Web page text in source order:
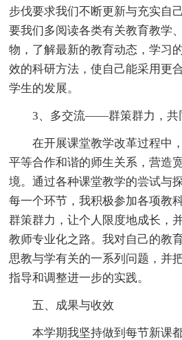
步伐要求我们不断更新与充实自
要我们多阅读各类有关教育教学
物，了解最新的教育动态，学习
效的科研方法，使自己能采用更
学生的发展。
3、多交流——群策群力，共
在开展课堂教学改革过程中，
平等合作和谐的师生关系，营造
境。通过各种课堂教学的尝试与
每一个环节，我积极参加各项教
群策群力，让个人限度地成长，
教师专业化之路。我对自己的教
思教与学有关的一系列问题，并
指导和调整进一步的实践。
五、成果与收效
本学期我坚持做到每节新课